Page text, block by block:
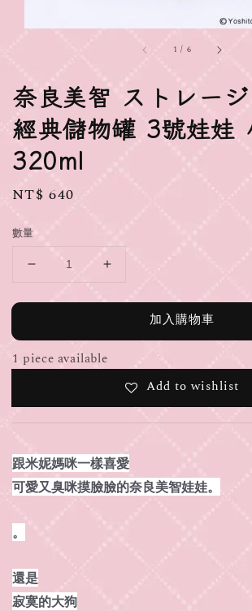
1 / 6
奈良美智 ストレー
經典儲物罐 3號娃娃
320ml
Regular
NT$ 640
數量
加入購物車
1 piece available
Add to wishlist
跟米妮媽咪一樣喜愛
可愛又臭咪摸臉臉的奈良美智娃娃。
。
還是
寂寞的大狗